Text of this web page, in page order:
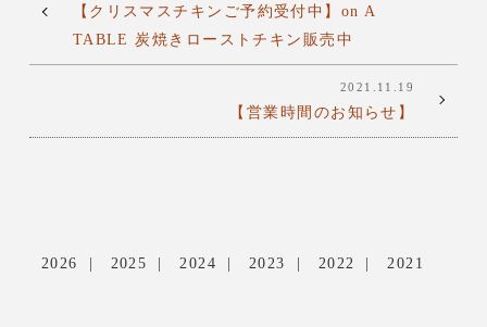
【クリスマスチキンご予約受付中】on A
TABLE 炭焼きローストチキン販売中
2021.11.19
【営業時間のお知らせ】
2026 2025 2024 2023 2022 2021